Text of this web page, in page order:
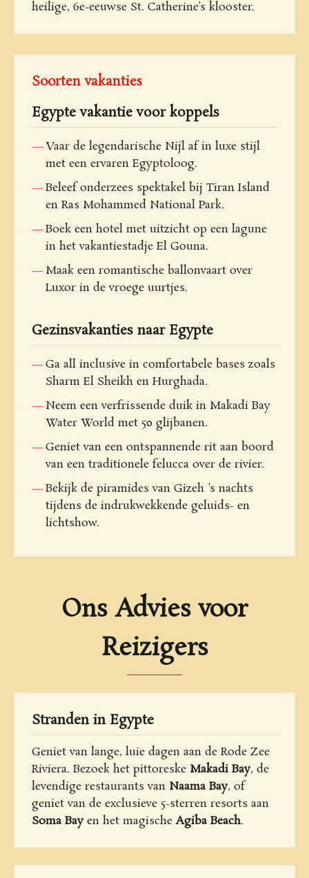
heilige, 6e-eeuwse St. Catherine’s klooster.
Soorten vakanties
Egypte vakantie voor koppels
Vaar de legendarische Nijl af in luxe stijl
met een ervaren Egyptoloog.
Beleef onderzees spektakel bij Tiran Island
en Ras Mohammed National Park.
Boek een hotel met uitzicht op een lagune
in het vakantiestadje El Gouna.
Maak een romantische ballonvaart over
Luxor in de vroege uurtjes.
Gezinsvakanties naar Egypte
Ga all inclusive in comfortabele bases zoals
Sharm El Sheikh en Hurghada.
Neem een verfrissende duik in Makadi Bay
Water World met 50 glijbanen.
Geniet van een ontspannende rit aan boord
van een traditionele felucca over de rivier.
Bekijk de piramides van Gizeh 's nachts
tijdens de indrukwekkende geluids- en
lichtshow.
Ons Advies voor
Reizigers
Stranden in Egypte
Geniet van lange, luie dagen aan de Rode Zee
Riviera. Bezoek het pittoreske Makadi Bay, de
levendige restaurants van Naama Bay, of
geniet van de exclusieve 5-sterren resorts aan
Soma Bay en het magischeAgiba Beach.